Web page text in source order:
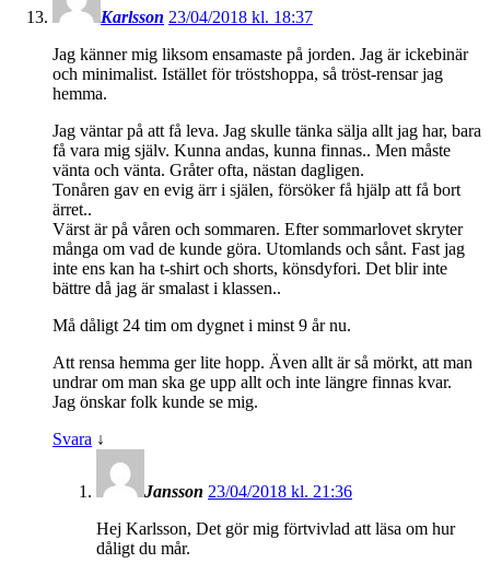
Karlsson 23/04/2018 kl. 18:37
Jag känner mig liksom ensamaste på jorden. Jag är ickebinär
och minimalist. Istället för tröstshoppa, så tröst-rensar jag
hemma.
Jag väntar på att få leva. Jag skulle tänka sälja allt jag har, bara
få vara mig själv. Kunna andas, kunna finnas.. Men måste
vänta och vänta. Gråter ofta, nästan dagligen.
Tonåren gav en evig ärr i själen, försöker få hjälp att få bort
ärret..
Värst är på våren och sommaren. Efter sommarlovet skryter
många om vad de kunde göra. Utomlands och sånt. Fast jag
inte ens kan ha t-shirt och shorts, könsdyfori. Det blir inte
bättre då jag är smalast i klassen..
Må dåligt 24 tim om dygnet i minst 9 år nu.
Att rensa hemma ger lite hopp. Även allt är så mörkt, att man
undrar om man ska ge upp allt och inte längre finnas kvar.
Jag önskar folk kunde se mig.
Svara ↓
Jansson 23/04/2018 kl. 21:36
Hej Karlsson, Det gör mig förtvivlad att läsa om hur
dåligt du mår.